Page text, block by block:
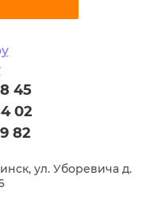
45
02
82
ул. Уборевича д.